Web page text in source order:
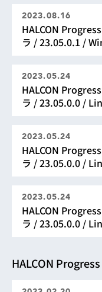
2023.08.16
HALCON
ラ / 23.05.0.1 /
2023.05.24
HALCON
ラ / 23.05.0.0 /
2023.05.24
HALCON
ラ / 23.05.0.0 /
2023.05.24
HALCON
ラ / 23.05.0.0 /
HALCON